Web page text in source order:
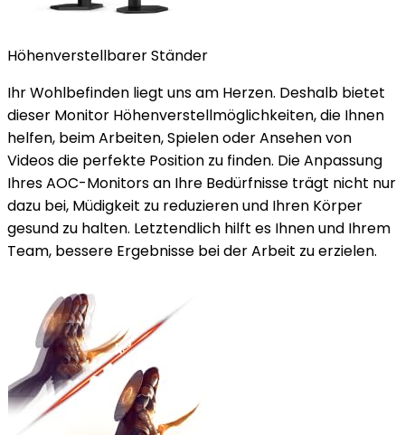
Höhenverstellbarer Ständer
Ihr Wohlbefinden liegt uns am Herzen. Deshalb bietet
dieser Monitor Höhenverstellmöglichkeiten, die Ihnen
helfen, beim Arbeiten, Spielen oder Ansehen von
Videos die perfekte Position zu finden. Die Anpassung
Ihres AOC-Monitors an Ihre Bedürfnisse trägt nicht nur
dazu bei, Müdigkeit zu reduzieren und Ihren Körper
gesund zu halten. Letztendlich hilft es Ihnen und Ihrem
Team, bessere Ergebnisse bei der Arbeit zu erzielen.